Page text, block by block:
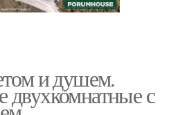
и душем.
двухкомнатные с